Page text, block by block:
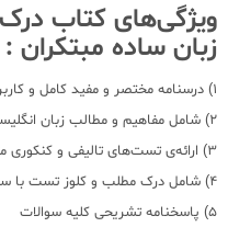
ویژگی‌های کتاب
زبان ساده مبتکران :
1) درسنامه مختصر و مفید کامل و کاربردی
2) شامل مفاهیم و مطالب زبان انگلیسی دهم، یازدهم و دوازدهم
3) ارائه‌ی تست‌های تالیفی و کنکوری متنوع با تیپ بندی مختلف (739 تست)
4) شامل درک مطلب و کلوز تست با سبک طراحی جدید
5) پاسخنامه تشریحی کلیه سوالات